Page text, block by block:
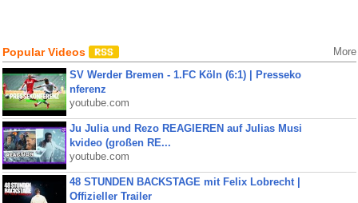
Popular Videos More
SV Werder Bremen - 1.FC Köln (6:1) | Presseko
nferenz
youtube.com
Ju Julia und Rezo REAGIEREN auf Julias Musi
kvideo (großen RE...
youtube.com
48 STUNDEN BACKSTAGE mit Felix Lobrecht |
Offizieller Trailer